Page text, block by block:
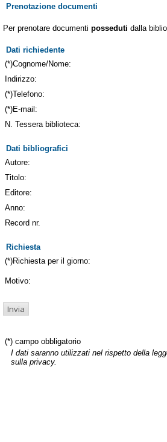
Prenotazione documenti
Per prenotare documenti posseduti dalla
Dati richiedente
(*)Cognome/Nome:
Indirizzo:
(*)Telefono:
(*)E-mail:
N. Tessera biblioteca:
Dati bibliografici
Autore:
Titolo:
Editore:
Anno:
Record nr.
Richiesta
(*)Richiesta per il giorno:
Motivo:
(*) campo obbligatorio
I dati saranno utilizzati nel rispetto della
sulla privacy.